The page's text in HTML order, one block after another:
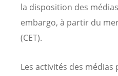
la disposition des
embargo, à partir du
(CET).
Les activités des